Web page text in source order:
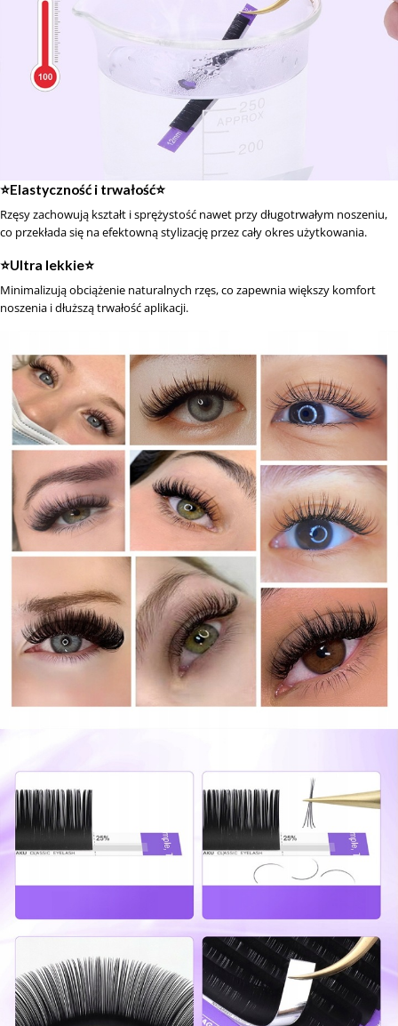
⭐️Elastyczność i trwałość⭐️
Rzęsy zachowują kształt i sprężystość nawet przy długotrwałym noszeniu,
co przekłada się na efektowną stylizację przez cały okres użytkowania.
⭐️Ultra lekkie⭐️
Minimalizują obciążenie naturalnych rzęs, co zapewnia większy komfort
noszenia i dłuższą trwałość aplikacji.